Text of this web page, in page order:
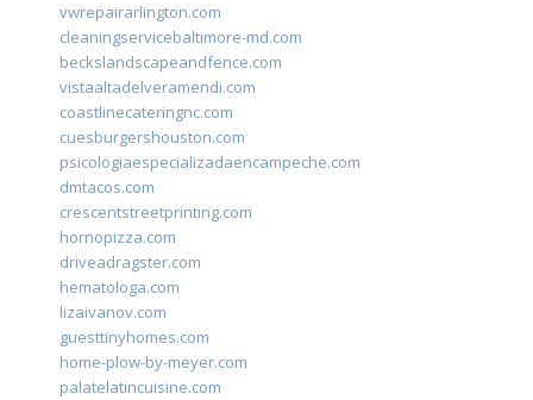
vwrepairarlington.com
cleaningservicebaltimore-md.com
beckslandscapeandfence.com
vistaaltadelveramendi.com
coastlinecateringnc.com
cuesburgershouston.com
psicologiaespecializadaencampeche.com
dmtacos.com
crescentstreetprinting.com
hornopizza.com
driveadragster.com
hematologa.com
lizaivanov.com
guesttinyhomes.com
home-plow-by-meyer.com
palatelatincuisine.com